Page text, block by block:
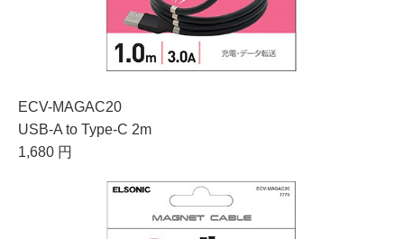
ECV-MAGAC20
USB-A to Type-C 2m
1,680 円